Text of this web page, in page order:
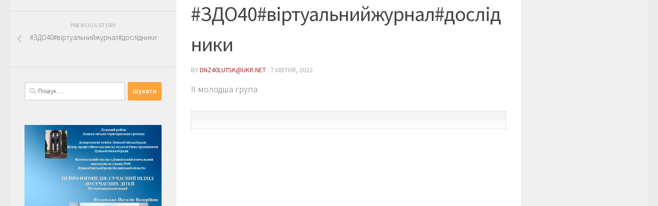
#ЗДО40#віртуальнийжурнал#дослід
ники
BYDNZ40LUTSK@UKR.NET · 7 КВІТНЯ, 2022
ІІ молодша група
PREVIOUS STORY
#ЗДО40#віртуальнийжурнал#дослідники
Пошук: